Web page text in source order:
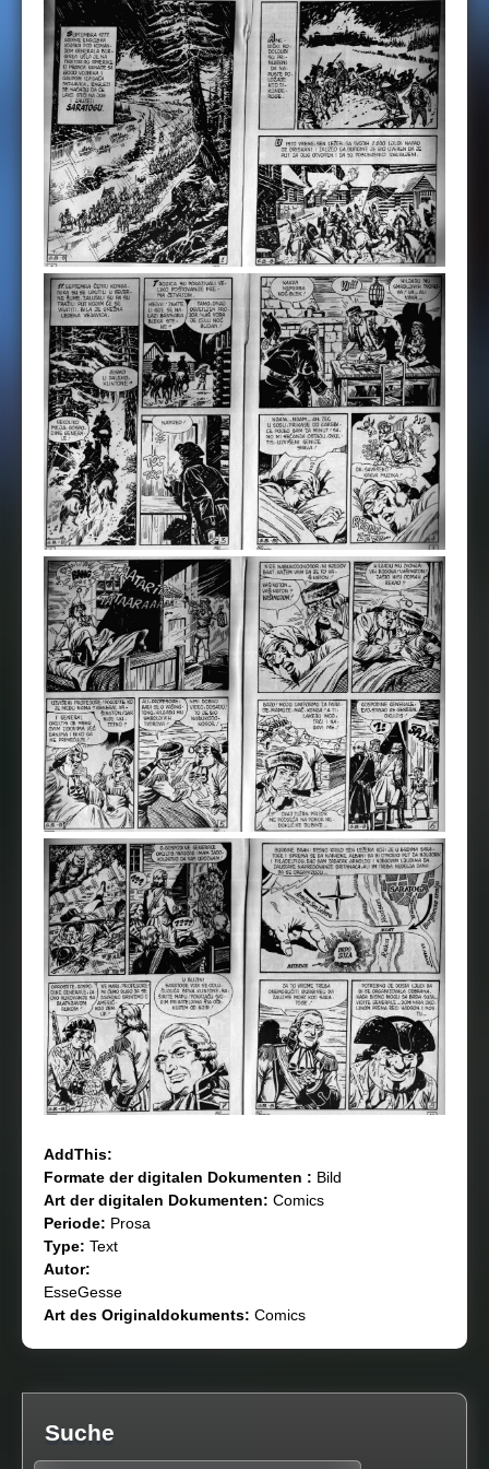
AddThis:
Formate der digitalen Dokumenten : Bild
Art der digitalen Dokumenten: Comics
Periode: Prosa
Type: Text
Autor:
EsseGesse
Art des Originaldokuments: Comics
Suche